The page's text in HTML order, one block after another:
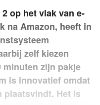
op het vlak van e-
na Amazon, heeft in
zelf kiezen
minuten zijn pakje
is innovatief omdat
plaatsvindt. Het is